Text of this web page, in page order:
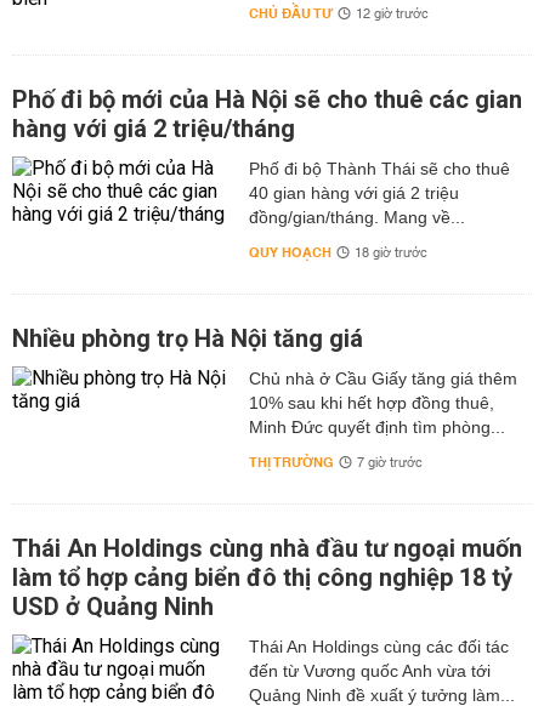
CHỦ ĐẦU TƯ 12 giờ trước
Phố đi bộ mới của Hà Nội sẽ cho thuê các gian
hàng với giá 2 triệu/tháng
Phố đi bộ Thành Thái sẽ cho thuê
40 gian hàng với giá 2 triệu
đồng/gian/tháng. Mang về...
QUY HOẠCH 18 giờ trước
Nhiều phòng trọ Hà Nội tăng giá
Chủ nhà ở Cầu Giấy tăng giá thêm
10% sau khi hết hợp đồng thuê,
Minh Đức quyết định tìm phòng...
THỊ TRƯỜNG 7 giờ trước
Thái An Holdings cùng nhà đầu tư ngoại muốn
làm tổ hợp cảng biển đô thị công nghiệp 18 tỷ
USD ở Quảng Ninh
Thái An Holdings cùng các đối tác
đến từ Vương quốc Anh vừa tới
Quảng Ninh đề xuất ý tưởng làm...